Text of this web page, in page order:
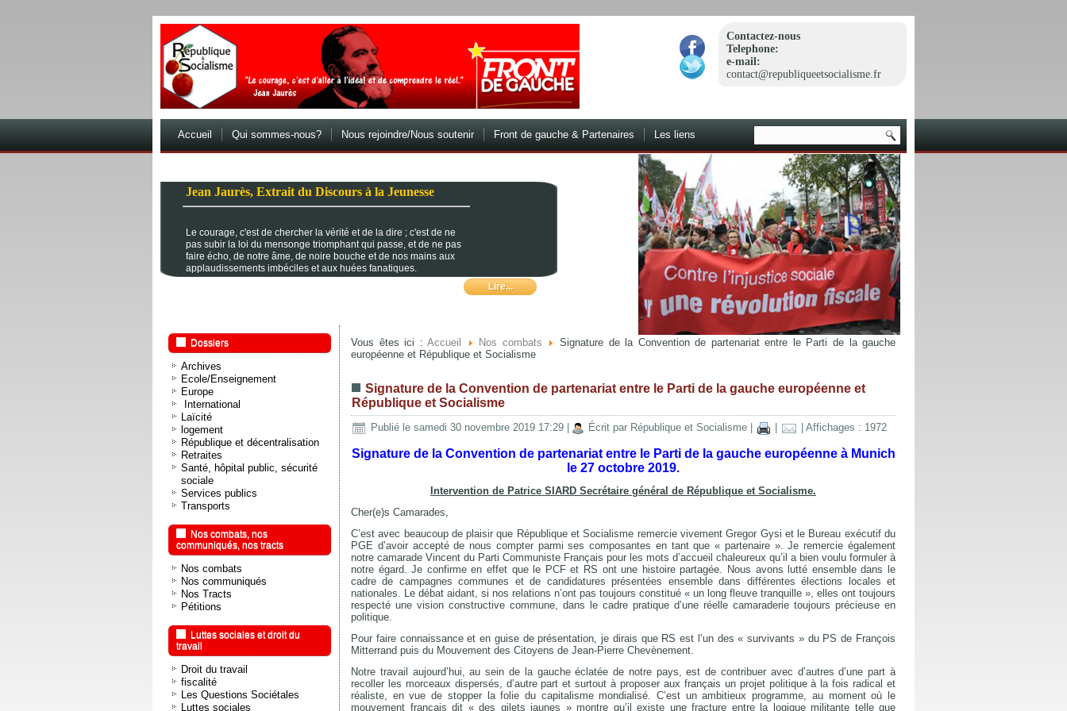
Contactez-nous
Telephone:
e-mail:
contact@republiqueetsocialisme.fr
Jean Jaurès, Extrait du Discours à la Jeunesse
Le courage, c'est de chercher la vérité et de la dire ; c'est de ne
pas subir la loi du mensonge triomphant qui passe, et de ne pas
faire écho, de notre âme, de noire bouche et de nos mains aux
applaudissements imbéciles et aux huées fanatiques.
Lire...
Accueil Qui sommes-nous? Nous rejoindre/Nous soutenir Front de gauche & Partenaires Les liens
Dossiers
Archives
Ecole/Enseignement
Europe
International
Laïcité
logement
République et décentralisation
Retraites
Santé, hôpital public, sécurité
sociale
Services publics
Transports
Nos combats, nos
communiqués, nos tracts
Nos combats
Nos communiqués
Nos Tracts
Pétitions
Luttes sociales et droit du
travail
Droit du travail
fiscalité
Les Questions Sociétales
Luttes sociales
Vous êtes ici :Accueil Nos combats
Signature de la Convention de partenariat entre le Parti de la gauche
européenne et République et Socialisme
Signature de la Convention de partenariat entre le Parti de la gauche européenne et
République et Socialisme
Publié le samedi 30 novembre 2019 17:29 Écrit par République et Socialisme | Affichages : 1972
Signature de la Convention de partenariat entre le Parti de la gauche européenne à Munich
le 27 octobre 2019.
Intervention de Patrice SIARD Secrétaire général de République et Socialisme.
Cher(e)s Camarades,
C’est avec beaucoup de plaisir que République et Socialisme remercie vivement Gregor Gysi et le Bureau exécutif du
PGE d’avoir accepté de nous compter parmi ses composantes en tant que « partenaire ». Je remercie également
notre camarade Vincent du Parti Communiste Français pour les mots d’accueil chaleureux qu’il a bien voulu formuler à
notre égard. Je confirme en effet que le PCF et RS ont une histoire partagée. Nous avons lutté ensemble dans le
cadre de campagnes communes et de candidatures présentées ensemble dans différentes élections locales et
nationales. Le débat aidant, si nos relations n’ont pas toujours constitué « un long fleuve tranquille », elles ont toujours
respecté une vision constructive commune, dans le cadre pratique d’une réelle camaraderie toujours précieuse en
politique.
Pour faire connaissance et en guise de présentation, je dirais que RS est l’un des « survivants » du PS de François
Mitterrand puis du Mouvement des Citoyens de Jean-Pierre Chevènement.
Notre travail aujourd’hui, au sein de la gauche éclatée de notre pays, est de contribuer avec d’autres d’une part à
recoller les morceaux dispersés, d’autre part et surtout à proposer aux français un projet politique à la fois radical et
réaliste, en vue de stopper la folie du capitalisme mondialisé. C’est un ambitieux programme, au moment où le
mouvement français dit « des gilets jaunes » montre qu’il existe une fracture entre la logique militante telle que